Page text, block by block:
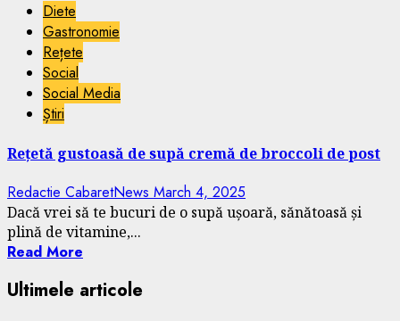
Diete
Gastronomie
Rețete
Social
Social Media
Știri
Rețetă gustoasă de supă cremă de broccoli de post
Redactie CabaretNews March 4, 2025
Dacă vrei să te bucuri de o supă ușoară, sănătoasă și
plină de vitamine,...
Read More
Ultimele articole